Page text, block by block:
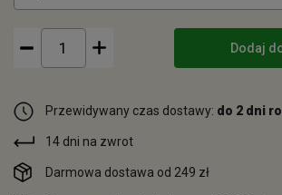
Dodaj
Przewidywany czas dostawy: do 2 dni
14 dni na zwrot
Darmowa dostawa od 249 zł